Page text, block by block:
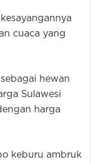
cuaca yang
hewan
Sulawesi
harga
keburu ambruk